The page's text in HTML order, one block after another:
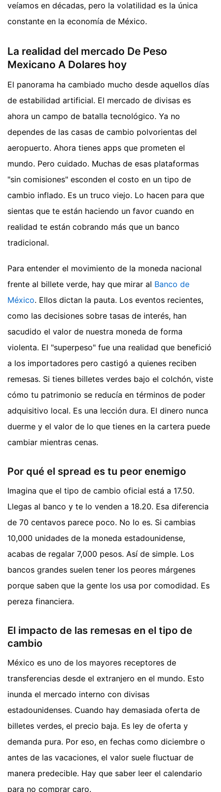
veíamos en décadas, pero la volatilidad es la única
constante en la economía de México.
La realidad del mercado De Peso
Mexicano A Dolares hoy
El panorama ha cambiado mucho desde aquellos días
de estabilidad artificial. El mercado de divisas es
ahora un campo de batalla tecnológico. Ya no
dependes de las casas de cambio polvorientas del
aeropuerto. Ahora tienes apps que prometen el
mundo. Pero cuidado. Muchas de esas plataformas
"sin comisiones" esconden el costo en un tipo de
cambio inflado. Es un truco viejo. Lo hacen para que
sientas que te están haciendo un favor cuando en
realidad te están cobrando más que un banco
tradicional.
Para entender el movimiento de la moneda nacional
frente al billete verde, hay que mirar al Banco de
México. Ellos dictan la pauta. Los eventos recientes,
como las decisiones sobre tasas de interés, han
sacudido el valor de nuestra moneda de forma
violenta. El "superpeso" fue una realidad que benefició
a los importadores pero castigó a quienes reciben
remesas. Si tienes billetes verdes bajo el colchón, viste
cómo tu patrimonio se reducía en términos de poder
adquisitivo local. Es una lección dura. El dinero nunca
duerme y el valor de lo que tienes en la cartera puede
cambiar mientras cenas.
Por qué el spread es tu peor enemigo
Imagina que el tipo de cambio oficial está a 17.50.
Llegas al banco y te lo venden a 18.20. Esa diferencia
de 70 centavos parece poco. No lo es. Si cambias
10,000 unidades de la moneda estadounidense,
acabas de regalar 7,000 pesos. Así de simple. Los
bancos grandes suelen tener los peores márgenes
porque saben que la gente los usa por comodidad. Es
pereza financiera.
El impacto de las remesas en el tipo de
cambio
México es uno de los mayores receptores de
transferencias desde el extranjero en el mundo. Esto
inunda el mercado interno con divisas
estadounidenses. Cuando hay demasiada oferta de
billetes verdes, el precio baja. Es ley de oferta y
demanda pura. Por eso, en fechas como diciembre o
antes de las vacaciones, el valor suele fluctuar de
manera predecible. Hay que saber leer el calendario
para no comprar caro.